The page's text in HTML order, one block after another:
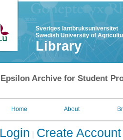
Sveriges lantbruksuniversitet
Swedish University of
Library
Epsilon Archive for Student
Home About
Login Create Account